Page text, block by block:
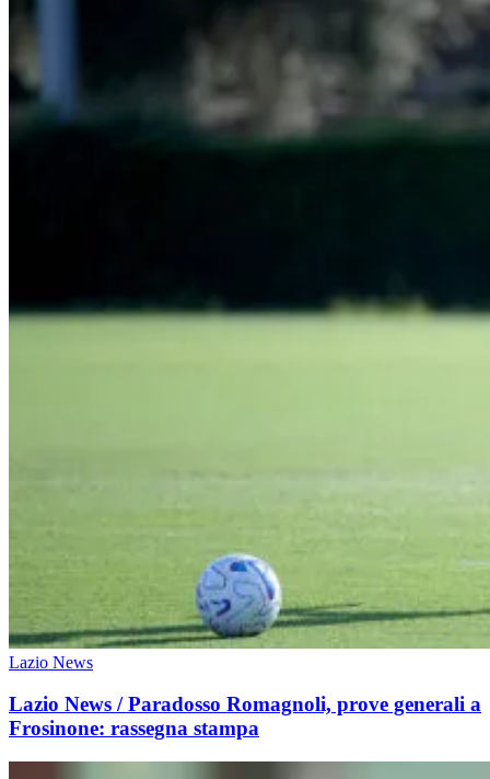
Lazio News
Lazio News / Paradosso Romagnoli, prove generali a
Frosinone: rassegna stampa